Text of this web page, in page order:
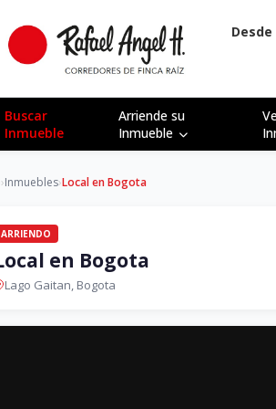
Buscar
Inmueble
Arriende su
Inmueble
›Inmuebles›Local en Bogota
ARRIENDO
en Bogota
Lago Gaitan, Bogota